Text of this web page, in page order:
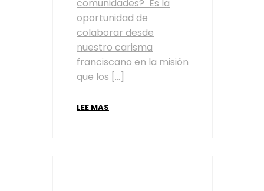
comunidades? Es la
oportunidad de
colaborar desde
nuestro carisma
franciscano en la misión
que los […]
LEE MAS